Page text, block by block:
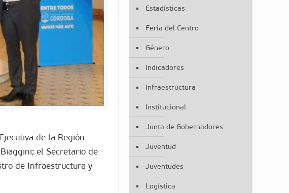
de la Región
el Secretario de
de Infraestructura y
Estadísticas
Feria del Centro
Género
Indicadores
Infraestructura
Institucional
Junta de Gobernadores
Juventud
Juventudes
Logística